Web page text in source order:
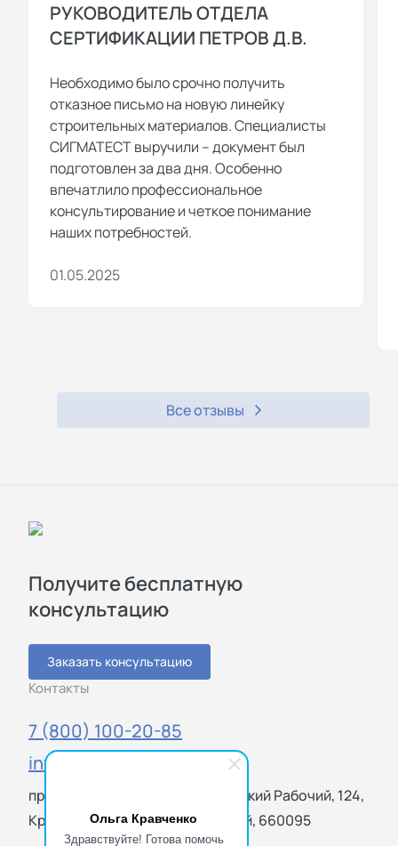
Ольга Кравченко
Здравствуйте! Готова помочь
РУКОВОДИТЕЛЬ ОТДЕЛА
СЕРТИФИКАЦИИ ПЕТРОВ Д.В.
Необходимо было срочно получить
отказное письмо на новую линейку
строительных материалов. Специалисты
СИГМАТЕСТ выручили – документ был
подготовлен за два дня. Особенно
впечатлило профессиональное
консультирование и четкое понимание
наших потребностей.
01.05.2025
Все отзывы
Получите бесплатную
консультацию
Заказать консультацию
Контакты
7 (800) 100-20-85
info@sigmatest.ru
просп. имени газеты Красноярский Рабочий, 124,
Красноярск, Красноярский край, 660095